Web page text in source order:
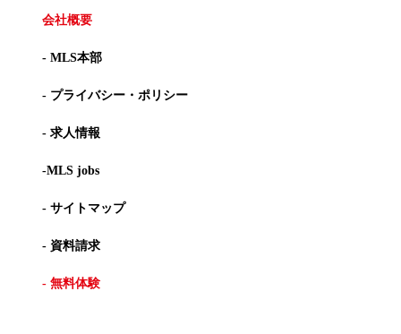
会社概要
- MLS本部
- プライバシー・ポリシー
- 求人情報
-MLS jobs
- サイトマップ
- 資料請求
- 無料体験